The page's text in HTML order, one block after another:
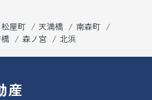
松屋町 天満橋
南森町
森ノ宮 北浜
産